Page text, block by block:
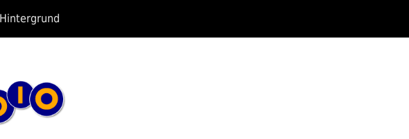
Hintergrund